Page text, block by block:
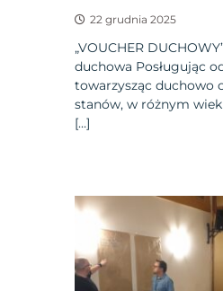
22 grudnia 2025
„VOUCHER
duchowa Posługując
towarzysząc duchowo
stanów, w różnym
[…]